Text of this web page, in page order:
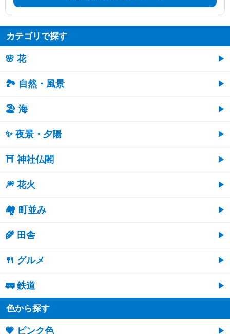
カテゴリで探す
🌸 花
🏞️ 自然・風景
🏖 海
✨ 夜景・夕陽
⛩ 神社仏閣
🎆 花火
🏘 町並み
🌾 田舎
🍴 グルメ
🚃 鉄道
色から探す
💗 ピンク色